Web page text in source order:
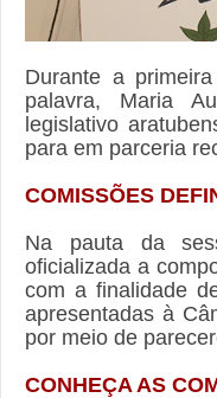
Durante a
palavra, Maria
legislativo
para em parceria
COMISSÕES
Na pauta da
oficializada a
com a finalidade
apresentadas à
por meio de
CONHEÇA AS